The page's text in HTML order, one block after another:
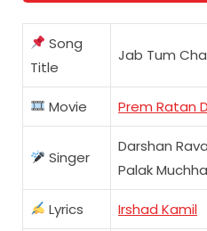
Song
Title
Jab Tum
Movie Prem Ratan
Singer
Darshan
Palak
Lyrics Irshad Kamil